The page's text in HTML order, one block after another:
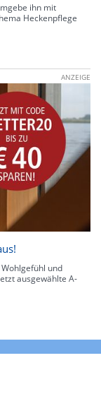
ihn mit
Heckenpflege
ANZEIGE
und
ausgewählte A-